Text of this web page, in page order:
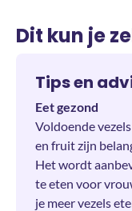
Dit kun je
Tips en
Eet gezond
Voldoende
en fruit zijn
Het wordt
te eten voor
je meer vezels